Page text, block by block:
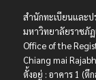
สำนักทะเบียนและ
มหาวิทยาลัยราชภัฏ
Office of the
Chiang mai
ตั้งอยู่ : อาคาร 1 (ตึ